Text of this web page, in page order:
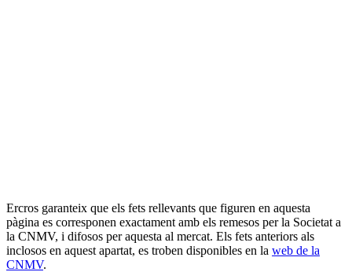
Ercros garanteix que els fets rellevants que figuren en aquesta
pàgina es corresponen exactament amb els remesos per la Societat a
la CNMV, i difosos per aquesta al mercat. Els fets anteriors als
inclosos en aquest apartat, es troben disponibles en la web de la
CNMV.